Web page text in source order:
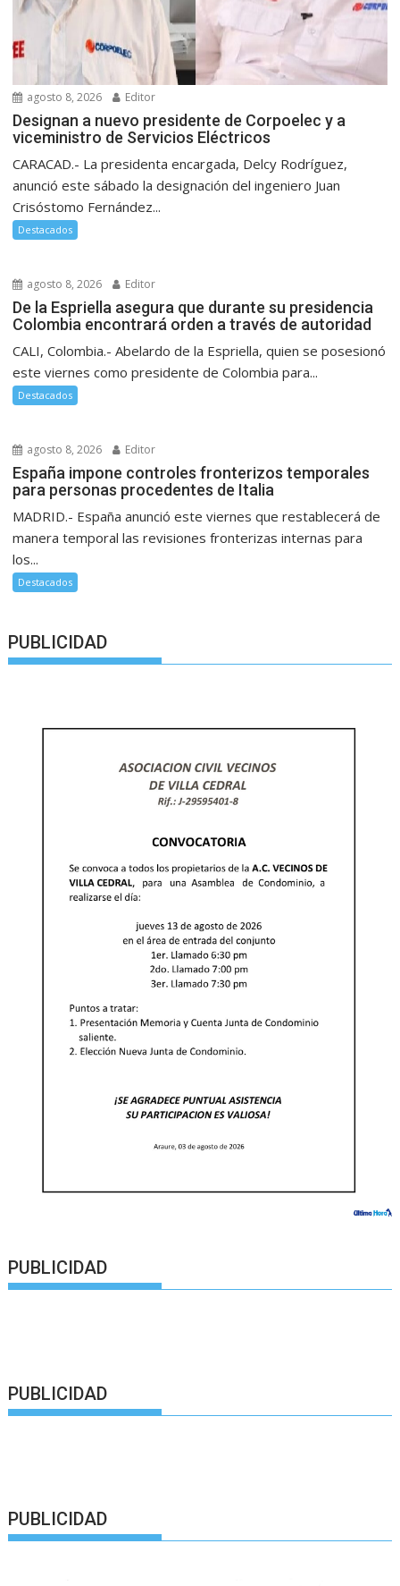
agosto 8, 2026 Editor
Designan a nuevo presidente de Corpoelec y a
viceministro de Servicios Eléctricos
CARACAD.- La presidenta encargada, Delcy Rodríguez,
anunció este sábado la designación del ingeniero Juan
Crisóstomo Fernández...
Destacados
agosto 8, 2026 Editor
De la Espriella asegura que durante su presidencia
Colombia encontrará orden a través de autoridad
CALI, Colombia.- Abelardo de la Espriella, quien se posesionó
este viernes como presidente de Colombia para...
Destacados
agosto 8, 2026 Editor
España impone controles fronterizos temporales
para personas procedentes de Italia
MADRID.- España anunció este viernes que restablecerá de
manera temporal las revisiones fronterizas internas para
los...
Destacados
PUBLICIDAD
PUBLICIDAD
PUBLICIDAD
PUBLICIDAD